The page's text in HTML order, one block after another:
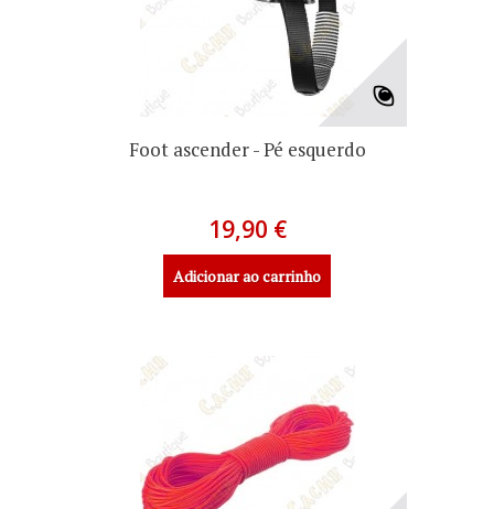
Foot ascender - Pé esquerdo
19,90 €
Adicionar ao carrinho